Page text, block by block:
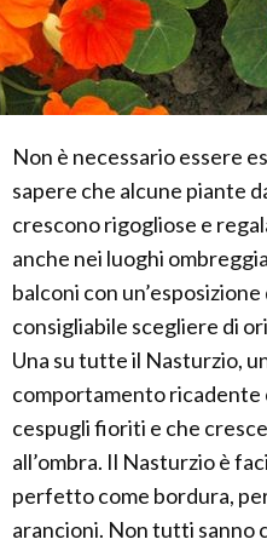
Non è necessario essere
sapere che alcune piante
crescono rigogliose e
anche nei luoghi
balconi con
consigliabile scegliere di
Una su tutte il Nasturzio,
comportamento ricadente
cespugli fioriti e che
all’ombra. Il Nasturzio è
perfetto come bordura,
arancioni. Non tutti sanno